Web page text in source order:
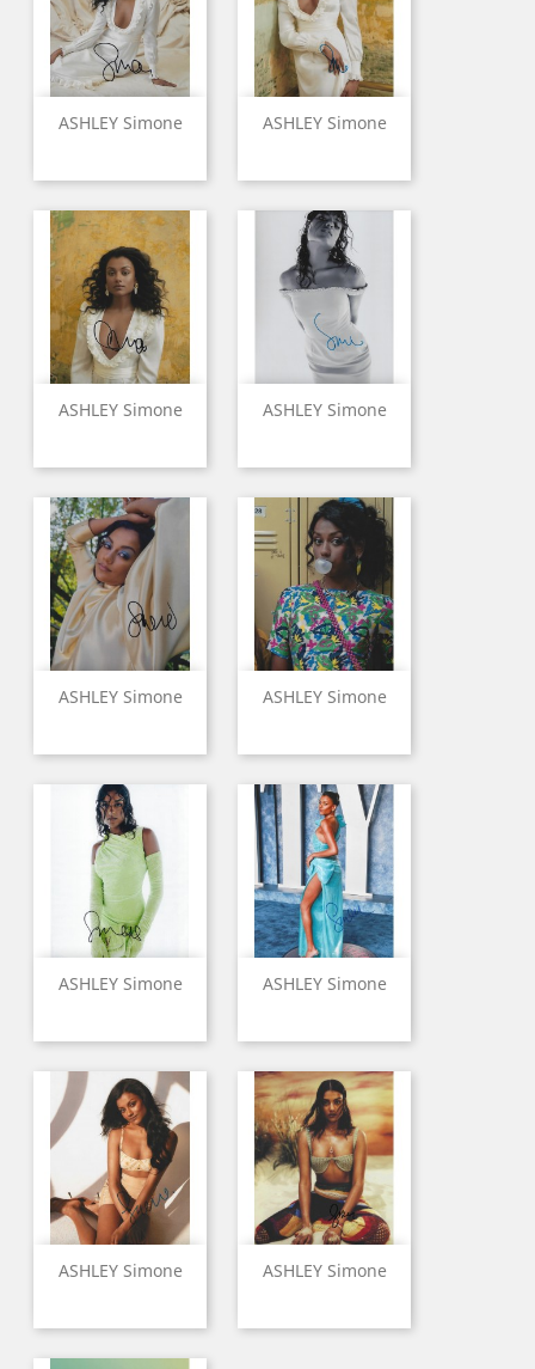
ASHLEY Simone ASHLEY Simone
ASHLEY Simone ASHLEY Simone
ASHLEY Simone ASHLEY Simone
ASHLEY Simone ASHLEY Simone
ASHLEY Simone ASHLEY Simone